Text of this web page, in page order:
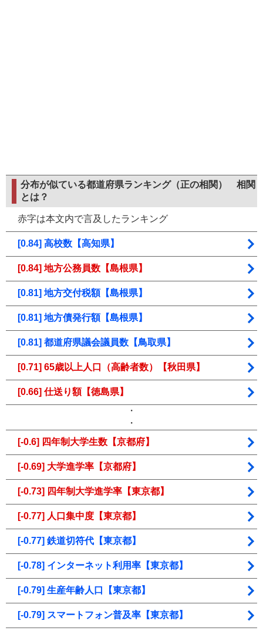
分布が似ている都道府県ランキング（正の相関） 相関
とは？
赤字は本文内で言及したランキング
[0.84] 高校数【高知県】
[0.84] 地方公務員数【島根県】
[0.81] 地方交付税額【島根県】
[0.81] 地方債発行額【島根県】
[0.81] 都道府県議会議員数【鳥取県】
[0.71] 65歳以上人口（高齢者数）【秋田県】
[0.66] 仕送り額【徳島県】
・
・
[-0.6] 四年制大学生数【京都府】
[-0.69] 大学進学率【京都府】
[-0.73] 四年制大学進学率【東京都】
[-0.77] 人口集中度【東京都】
[-0.77] 鉄道切符代【東京都】
[-0.78] インターネット利用率【東京都】
[-0.79] 生産年齢人口【東京都】
[-0.79] スマートフォン普及率【東京都】